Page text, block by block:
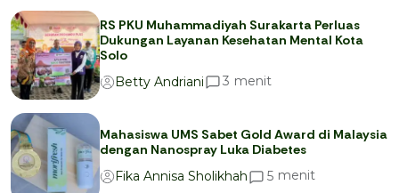
RS PKU Muhammadiyah Surakarta Perluas
Dukungan Layanan Kesehatan Mental Kota
Solo
Betty Andriani
3 menit
Mahasiswa UMS Sabet Gold Award di Malaysia
dengan Nanospray Luka Diabetes
Fika Annisa Sholikhah
5 menit